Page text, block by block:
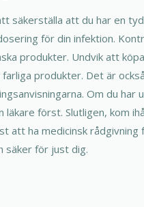
säkerställa att du har en
för din infektion.
produkter. Undvik att
produkter. Det är
Om du har
först. Slutligen, kom
att ha medicinsk
säker för just dig.